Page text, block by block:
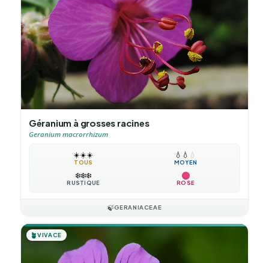
Géranium à grosses racines
Geranium macrorrhizum
☀️☀️☀️
TOUS
💧 💧 💧
MOYEN
❄️❄️❄️
RUSTIQUE ROSE
🍃GERANIACEAE
🪴VIVACE